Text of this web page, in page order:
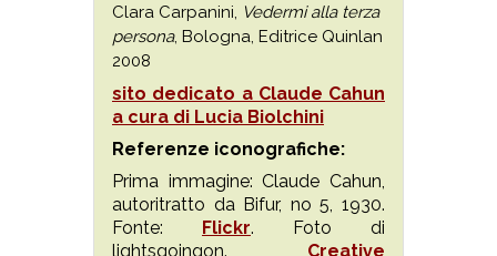
Clara Carpanini,
Vedermi alla terza
persona, Bologna, Editrice Quinlan
2008
sito dedicato a Claude Cahun
a cura di Lucia Biolchini
Referenze iconografiche:
Prima immagine: Claude Cahun,
autoritratto da Bifur, no 5, 1930.
Fonte: Flickr. Foto di
lightsgoingon. Creative